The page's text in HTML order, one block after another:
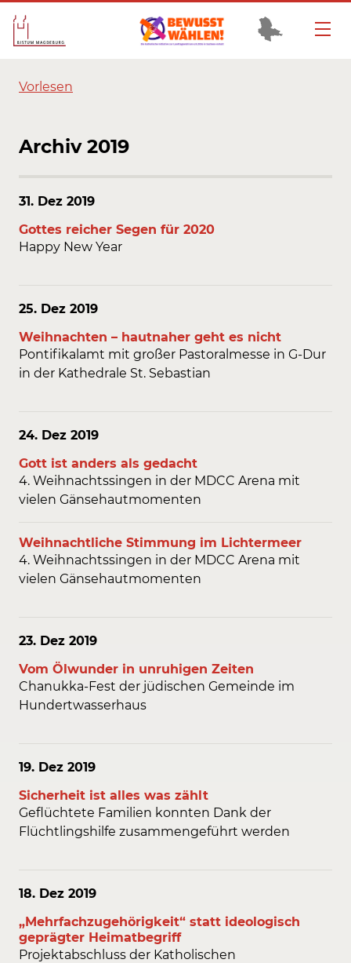
Vorlesen
Archiv 2019
31. Dez 2019
Gottes reicher Segen für 2020
Happy New Year
25. Dez 2019
Weihnachten – hautnaher geht es nicht
Pontifikalamt mit großer Pastoralmesse in G-Dur
in der Kathedrale St. Sebastian
24. Dez 2019
Gott ist anders als gedacht
4. Weihnachtssingen in der MDCC Arena mit
vielen Gänsehautmomenten
Weihnachtliche Stimmung im Lichtermeer
4. Weihnachtssingen in der MDCC Arena mit
vielen Gänsehautmomenten
23. Dez 2019
Vom Ölwunder in unruhigen Zeiten
Chanukka-Fest der jüdischen Gemeinde im
Hundertwasserhaus
19. Dez 2019
Sicherheit ist alles was zählt
Geflüchtete Familien konnten Dank der
Flüchtlingshilfe zusammengeführt werden
18. Dez 2019
„Mehrfachzugehörigkeit“ statt ideologisch
geprägter Heimatbegriff
Projektabschluss der Katholischen